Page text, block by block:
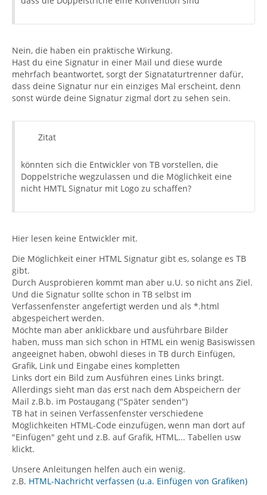
Nein, die haben ein praktische Wirkung.
Hast du eine Signatur in einer Mail und diese wurde
mehrfach beantwortet, sorgt der Signataturtrenner dafür,
dass deine Signatur nur ein einziges Mal erscheint, denn
sonst würde deine Signatur zigmal dort zu sehen sein.
Zitat
könnten sich die Entwickler von TB vorstellen, die
Doppelstriche wegzulassen und die Möglichkeit eine
nicht HMTL Signatur mit Logo zu schaffen?
Hier lesen keine Entwickler mit.
Die Möglichkeit einer HTML Signatur gibt es, solange es TB
gibt.
Durch Ausprobieren kommt man aber u.U. so nicht ans Ziel.
Und die Signatur sollte schon in TB selbst im
Verfassenfenster angefertigt werden und als *.html
abgespeichert werden.
Möchte man aber anklickbare und ausführbare Bilder
haben, muss man sich schon in HTML ein wenig Basiswissen
angeeignet haben, obwohl dieses in TB durch Einfügen,
Grafik, Link und Eingabe eines kompletten
Links dort ein Bild zum Ausführen eines Links bringt.
Allerdings sieht man das erst nach dem Abspeichern der
Mail z.B.b. im Postaugang ("Später senden")
TB hat in seinen Verfassenfenster verschiedene
Möglichkeiten HTML-Code einzufügen, wenn man dort auf
"Einfügen" geht und z.B. auf Grafik, HTML... Tabellen usw
klickt.
Unsere Anleitungen helfen auch ein wenig.
z.B. HTML-Nachricht verfassen (u.a. Einfügen von Grafiken)